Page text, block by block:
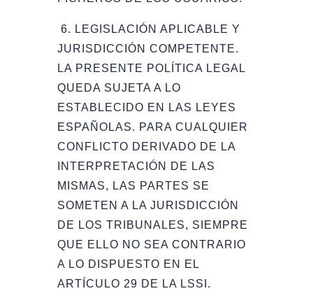
6. LEGISLACIÓN APLICABLE Y
JURISDICCIÓN COMPETENTE.
LA PRESENTE POLÍTICA LEGAL
QUEDA SUJETA A LO
ESTABLECIDO EN LAS LEYES
ESPAÑOLAS. PARA CUALQUIER
CONFLICTO DERIVADO DE LA
INTERPRETACIÓN DE LAS
MISMAS, LAS PARTES SE
SOMETEN A LA JURISDICCIÓN
DE LOS TRIBUNALES, ​​SIEMPRE
QUE ELLO NO SEA CONTRARIO
A LO DISPUESTO EN EL
ARTÍCULO 29 DE LA LSSI.